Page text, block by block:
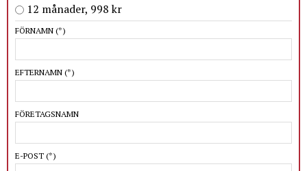
12 månader, 998 kr
FÖRNAMN (*)
EFTERNAMN (*)
FÖRETAGSNAMN
E-POST (*)